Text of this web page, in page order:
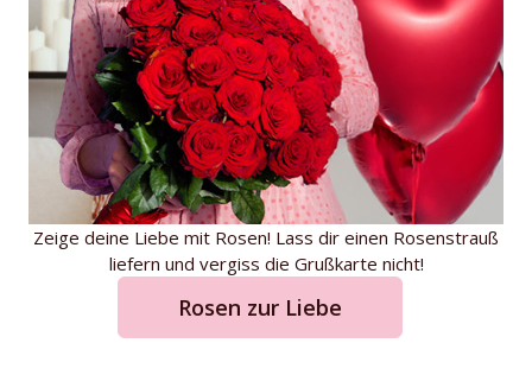
Zeige deine Liebe mit Rosen! Lass dir einen Rosenstrauß
liefern und vergiss die Grußkarte nicht!
Rosen zur Liebe